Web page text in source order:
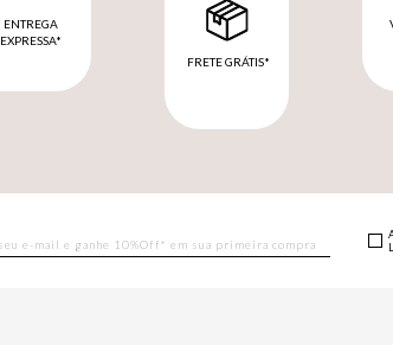
ENTREGA
EXPRESSA*
FRETE GRÁTIS*